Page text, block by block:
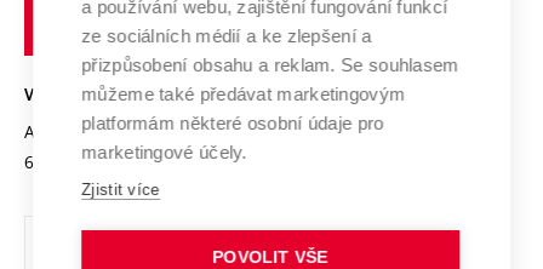
Open Science
Projekty
Projekty ze strukturálních fondů
Specifický výzkum
Mezinárodní dohody
Univerzitní sítě
Podnikavá univerzita / ContriBUTe
Bezpečná univerzita
Vyznamenání
Organizační struktura
Ochrana osobních údajů
technické
VYSOKÉ UČENÍ TECHNICKÉ V BRNĚ
Antonínská 548/1
602 00 Brno
www.vut.cz
vut@vutbr.cz
a používání webu, zajištění fungování funkcí
ze sociálních médií a ke zlepšení a
přizpůsobení obsahu a reklam. Se souhlasem
můžeme také předávat marketingovým
platformám některé osobní údaje pro
marketingové účely.
Zjistit více
POVOLIT VŠE